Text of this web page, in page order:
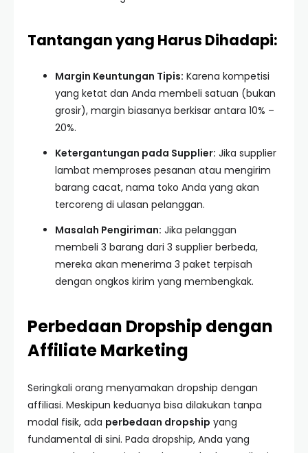
Tantangan yang Harus Dihadapi:
Margin Keuntungan Tipis: Karena kompetisi
yang ketat dan Anda membeli satuan (bukan
grosir), margin biasanya berkisar antara 10% –
20%.
Ketergantungan pada Supplier: Jika supplier
lambat memproses pesanan atau mengirim
barang cacat, nama toko Anda yang akan
tercoreng di ulasan pelanggan.
Masalah Pengiriman: Jika pelanggan
membeli 3 barang dari 3 supplier berbeda,
mereka akan menerima 3 paket terpisah
dengan ongkos kirim yang membengkak.
Perbedaan Dropship dengan
Affiliate Marketing
Seringkali orang menyamakan dropship dengan
affiliasi. Meskipun keduanya bisa dilakukan tanpa
modal fisik, ada perbedaan dropship yang
fundamental di sini. Pada dropship, Anda yang